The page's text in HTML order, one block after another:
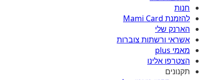
חנות
להזמנת Mami Card
הארנק שלי
אשראי ורשתות צוברות
מאמי plus
הצטרפו אלינו
תקנונים